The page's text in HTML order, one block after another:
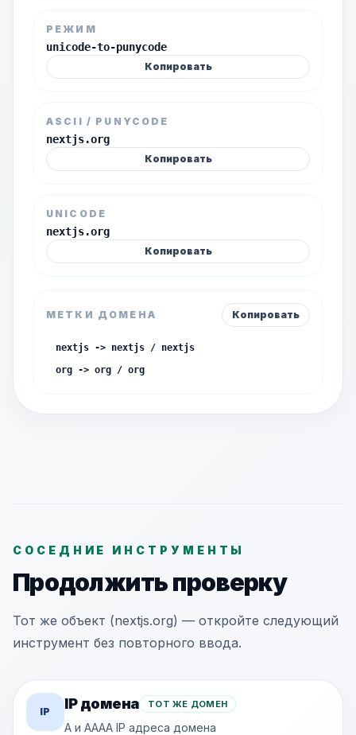
РЕЖИМ
unicode-to-punycode
Копировать
ASCII / PUNYCODE
nextjs.org
Копировать
UNICODE
nextjs.org
Копировать
МЕТКИ ДОМЕНА Копировать
nextjs -> nextjs / nextjs
org -> org / org
СОСЕДНИЕ ИНСТРУМЕНТЫ
Продолжить проверку
Тот же объект (nextjs.org) — откройте следующий
инструмент без повторного ввода.
IP IP домена ТОТ ЖЕ ДОМЕН
A и AAAA IP адреса домена